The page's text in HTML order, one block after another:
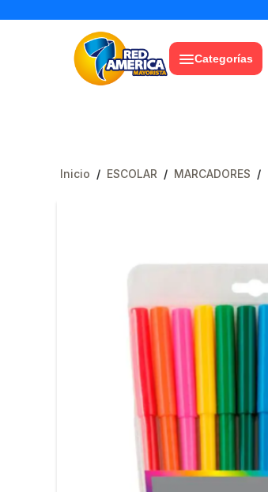
Categorías
Inicio / ESCOLAR / MARCADORES /